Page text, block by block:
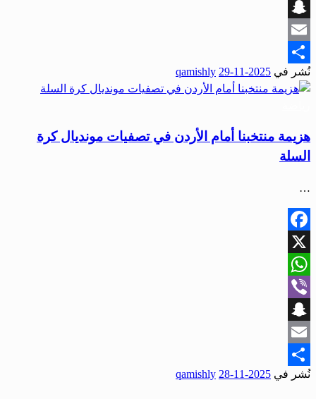
Viber
Snapchat
Email
Share
نُشر في 2025-11-29
qamishly
هزيمة منتخبنا أمام الأردن في تصفيات مونديال كرة
السلة
…
Facebook
X
WhatsApp
Viber
Snapchat
Email
Share
نُشر في 2025-11-28
qamishly